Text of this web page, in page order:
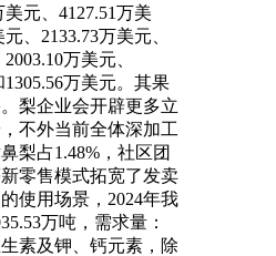
美元、4127.51万美
、2133.73万美元、
万美元、
1305.56万美元。其果
梨企业会开辟更多立
不外当前全体深加工
梨占1.48%，社区团
零售模式拓宽了发卖
使用场景，2024年我
万吨，需求量：
素及钾、钙元素，除